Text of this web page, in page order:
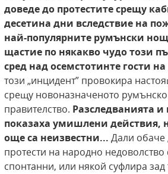
доведе до протестите срещу
десетина дни вследствие на
най-популярните румънски
щастие по някакво чудо този
сред над осемстотинте гости
този „инцидент” провокира
срещу новоназначеното румънско
правителство. Разследванията и
показаха умишлени действия,
още са неизвестни... Дали обаче
протести на народно недоволство
спонтанни, или някой суфлира зад